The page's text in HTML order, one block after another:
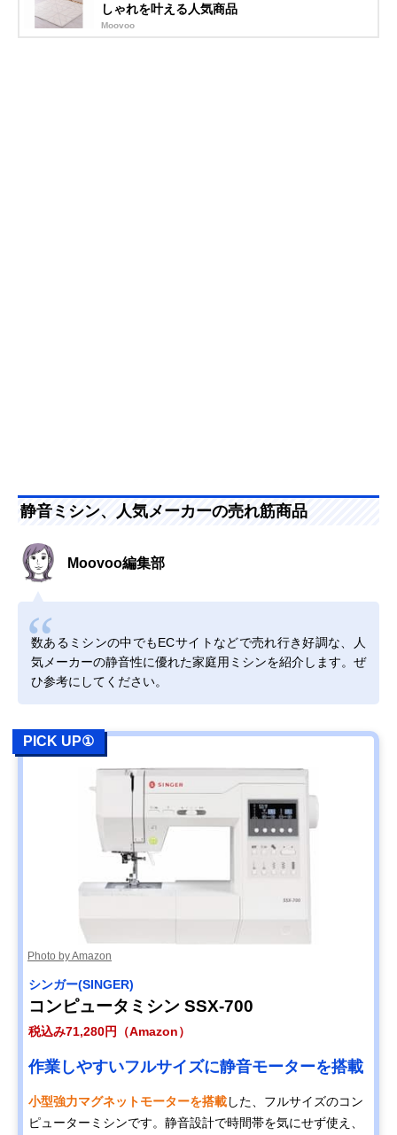
しゃれを叶える人気商品
Moovoo
静音ミシン、人気メーカーの売れ筋商品
Moovoo編集部
数あるミシンの中でもECサイトなどで売れ行き好調な、人
気メーカーの静音性に優れた家庭用ミシンを紹介します。ぜ
ひ参考にしてください。
PICK UP①
Photo by Amazon
シンガー(SINGER)
コンピュータミシン SSX-700
税込み71,280円（Amazon）
作業しやすいフルサイズに静音モーターを搭載
小型強力マグネットモーターを搭載した、フルサイズのコン
ピューターミシンです。静音設計で時間帯を気にせず使え、